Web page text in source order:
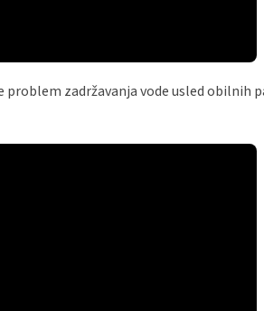
zadržavanja vode usled obilnih